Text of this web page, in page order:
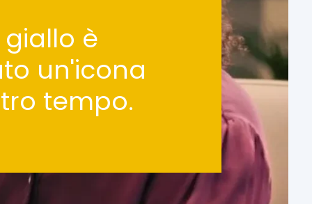
giallo è
un'icona
tempo.